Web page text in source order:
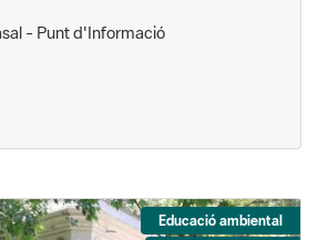
- Punt d'Informació
Educació ambiental